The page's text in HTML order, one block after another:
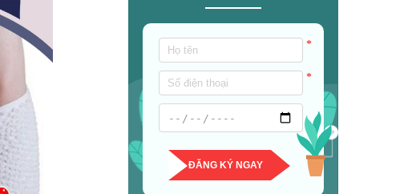
*
*
ĐĂNG KÝ NGAY